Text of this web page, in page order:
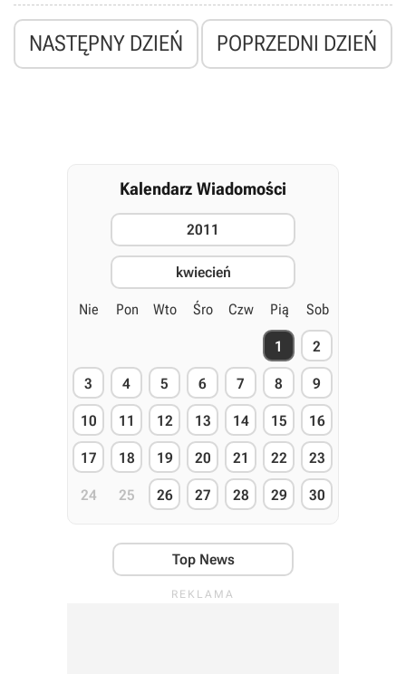
NASTĘPNY DZIEŃ POPRZEDNI DZIEŃ
Kalendarz Wiadomości
2011
kwiecień
Nie Pon Wto Śro Czw Pią Sob
1 2
3 4 5 6 7 8 9
10 11 12 13 14 15 16
17 18 19 20 21 22 23
24 25 26 27 28 29 30
Top News